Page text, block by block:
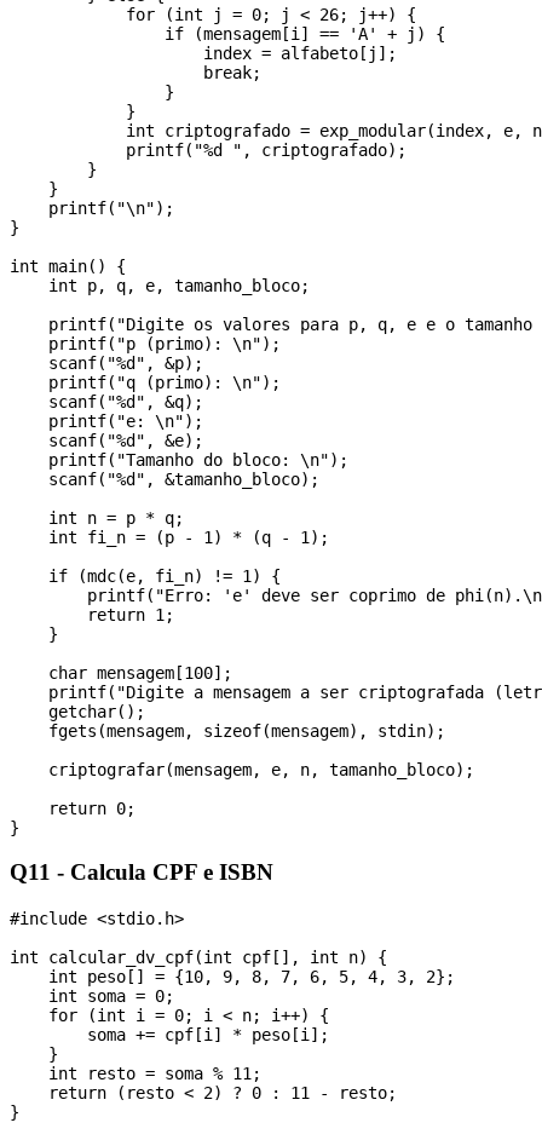
            for (int j = 0; j < 26; j++) {
                if (mensagem[i] == 'A' + j) {
                    index = alfabeto[j];
                    break;
                }
            }
int criptografado = exp_modular(index, e,
            printf("%d ", criptografado);
        }
    }
    printf("\n");
}
int main() {
    int p, q, e, tamanho_bloco;
printf("Digite os valores para p, q, e e o tamanho
    printf("p (primo): \n");
    scanf("%d", &p);
    printf("q (primo): \n");
    scanf("%d", &q);
    printf("e: \n");
    scanf("%d", &e);
    printf("Tamanho do bloco: \n");
    scanf("%d", &tamanho_bloco);
    int n = p * q;
    int fi_n = (p - 1) * (q - 1);
    if (mdc(e, fi_n) != 1) {
printf("Erro: 'e' deve ser coprimo de
        return 1;
    }
    char mensagem[100];
printf("Digite a mensagem a ser criptografada
    getchar();
    fgets(mensagem, sizeof(mensagem), stdin);
    criptografar(mensagem, e, n, tamanho_bloco);
    return 0;
Q11 - Calcula CPF e ISBN
#include <stdio.h>
int calcular_dv_cpf(int cpf[], int n) {
    int peso[] = {10, 9, 8, 7, 6, 5, 4, 3, 2};
    int soma = 0;
    for (int i = 0; i < n; i++) {
        soma += cpf[i] * peso[i];
    }
    int resto = soma % 11;
    return (resto < 2) ? 0 : 11 - resto;
}